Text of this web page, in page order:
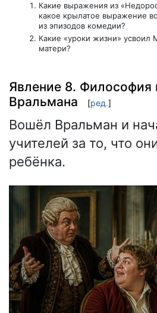
Какие выражения из
какое крылатое выражение
из эпизодов комедии?
Какие «уроки жизни» усвоил
матери?
Явление 8. Философия
Вральмана
[ред.]
Вошёл Вральман и
учителей за то, что
ребёнка.